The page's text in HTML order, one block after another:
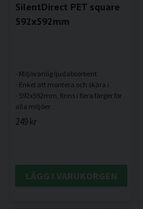
SilentDirect PET square
592x592mm
- Miljövänlig ljudabsorbent
- Enkel att montera och skära i
- 592x592mm, finns i flera färger för
249 kr
LÄGG I VARUKORGEN